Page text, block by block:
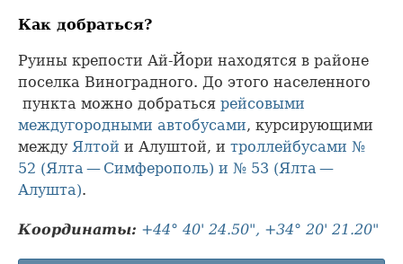
Как добраться?
Руины крепости Ай-Йори находятся в районе
поселка Виноградного. До этого населенного
пункта можно добраться рейсовыми
междугородными автобусами, курсирующими
между Ялтой и Алуштой, и троллейбусами №
52 (Ялта — Симферополь) и № 53 (Ялта —
Алушта).
Координаты: +44° 40' 24.50", +34° 20' 21.20"